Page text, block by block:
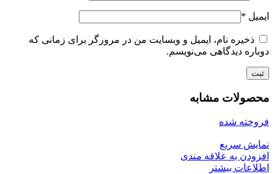
ایمیل *
ذخیره نام، ایمیل و وبسایت من در مرورگر برای زمانی که
دوباره دیدگاهی می‌نویسم.
محصولات مشابه
فروخته شده
نمایش سریع
افزودن به علاقه مندی
اطلاعات بیشتر